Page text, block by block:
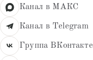
Канал в МАКС
Канал в Telegram
Группа ВКонтакте